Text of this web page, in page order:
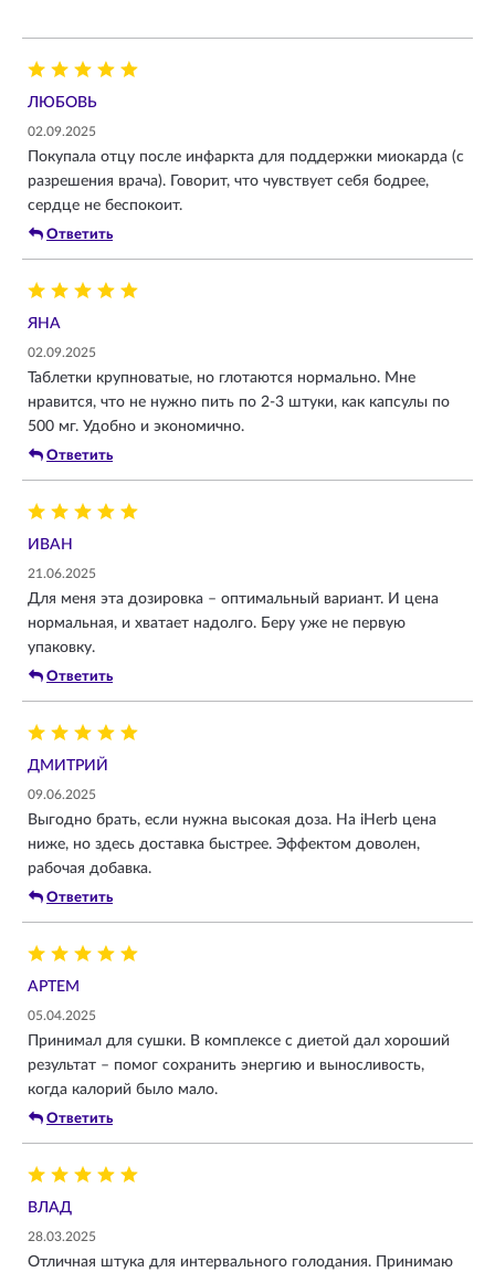
ЛЮБОВЬ
02.09.2025
Покупала отцу после инфаркта для поддержки миокарда (с
разрешения врача). Говорит, что чувствует себя бодрее,
сердце не беспокоит.
Ответить
ЯНА
02.09.2025
Таблетки крупноватые, но глотаются нормально. Мне
нравится, что не нужно пить по 2-3 штуки, как капсулы по
500 мг. Удобно и экономично.
Ответить
ИВАН
21.06.2025
Для меня эта дозировка – оптимальный вариант. И цена
нормальная, и хватает надолго. Беру уже не первую
упаковку.
Ответить
ДМИТРИЙ
09.06.2025
Выгодно брать, если нужна высокая доза. На iHerb цена
ниже, но здесь доставка быстрее. Эффектом доволен,
рабочая добавка.
Ответить
АРТЕМ
05.04.2025
Принимал для сушки. В комплексе с диетой дал хороший
результат – помог сохранить энергию и выносливость,
когда калорий было мало.
Ответить
ВЛАД
28.03.2025
Отличная штука для интервального голодания. Принимаю